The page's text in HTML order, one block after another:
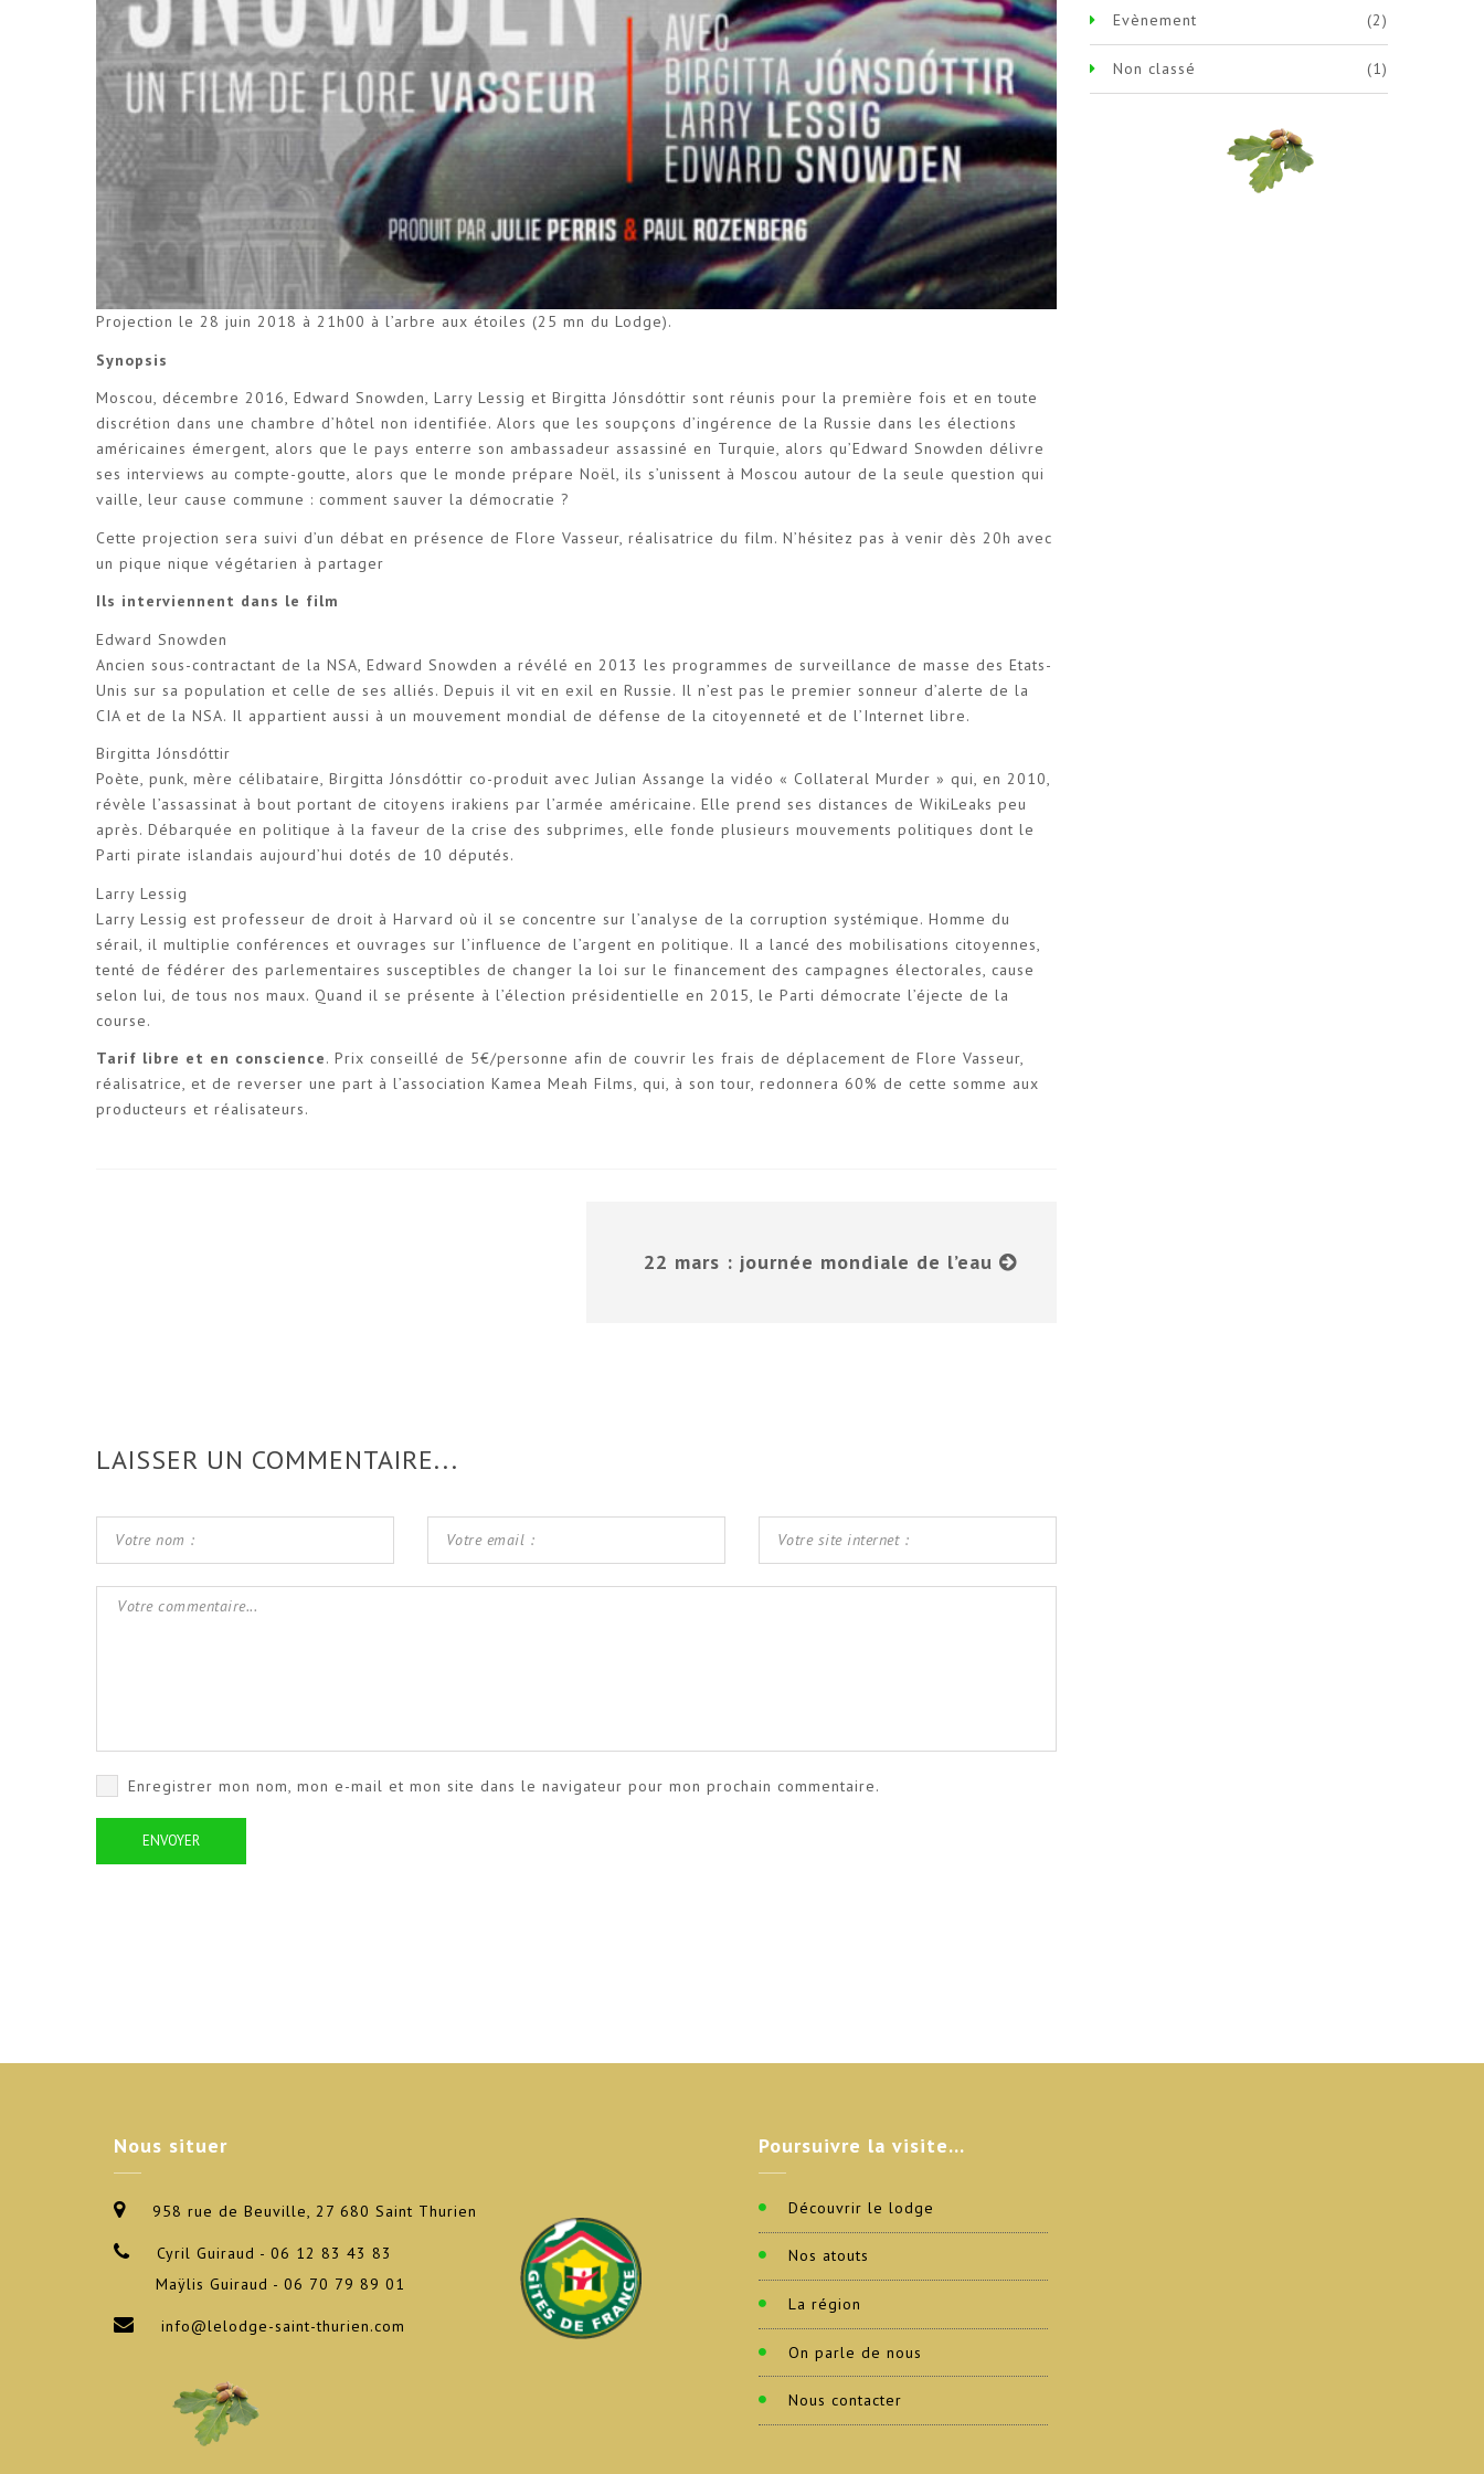
Projection le 28 juin 2018 à 21h00 à l’arbre aux étoiles (25 mn du Lodge).
Synopsis
Moscou, décembre 2016, Edward Snowden, Larry Lessig et Birgitta Jónsdóttir sont réunis pour la première fois et en toute
discrétion dans une chambre d’hôtel non identifiée. Alors que les soupçons d’ingérence de la Russie dans les élections
américaines émergent, alors que le pays enterre son ambassadeur assassiné en Turquie, alors qu’Edward Snowden délivre
ses interviews au compte-goutte, alors que le monde prépare Noël, ils s’unissent à Moscou autour de la seule question qui
vaille, leur cause commune : comment sauver la démocratie ?
Cette projection sera suivi d’un débat en présence de Flore Vasseur, réalisatrice du film. N’hésitez pas à venir dès 20h avec
un pique nique végétarien à partager
Ils interviennent dans le film
Edward Snowden
Ancien sous-contractant de la NSA, Edward Snowden a révélé en 2013 les programmes de surveillance de masse des Etats-
Unis sur sa population et celle de ses alliés. Depuis il vit en exil en Russie. Il n’est pas le premier sonneur d’alerte de la
CIA et de la NSA. Il appartient aussi à un mouvement mondial de défense de la citoyenneté et de l’Internet libre.
Birgitta Jónsdóttir
Poète, punk, mère célibataire, Birgitta Jónsdóttir co-produit avec Julian Assange la vidéo « Collateral Murder » qui, en 2010,
révèle l’assassinat à bout portant de citoyens irakiens par l’armée américaine. Elle prend ses distances de WikiLeaks peu
après. Débarquée en politique à la faveur de la crise des subprimes, elle fonde plusieurs mouvements politiques dont le
Parti pirate islandais aujourd’hui dotés de 10 députés.
Larry Lessig
Larry Lessig est professeur de droit à Harvard où il se concentre sur l’analyse de la corruption systémique. Homme du
sérail, il multiplie conférences et ouvrages sur l’influence de l’argent en politique. Il a lancé des mobilisations citoyennes,
tenté de fédérer des parlementaires susceptibles de changer la loi sur le financement des campagnes électorales, cause
selon lui, de tous nos maux. Quand il se présente à l’élection présidentielle en 2015, le Parti démocrate l’éjecte de la
course.
Tarif libre et en conscience. Prix conseillé de 5€/personne afin de couvrir les frais de déplacement de Flore Vasseur,
réalisatrice, et de reverser une part à l’association Kamea Meah Films, qui, à son tour, redonnera 60% de cette somme aux
producteurs et réalisateurs.
22 mars : journée mondiale de l’eau
LAISSER UN COMMENTAIRE...
Enregistrer mon nom, mon e-mail et mon site dans le navigateur pour mon prochain commentaire.
Evènement (2)
Non classé (1)
Nous situer
958 rue de Beuville, 27 680 Saint Thurien
Cyril Guiraud - 06 12 83 43 83
Maÿlis Guiraud - 06 70 79 89 01
info@lelodge-saint-thurien.com
Poursuivre la visite…
Découvrir le lodge
Nos atouts
La région
On parle de nous
Nous contacter